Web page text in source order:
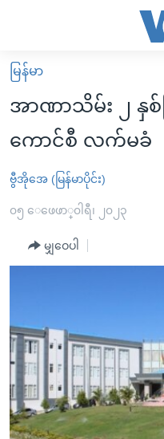
လွယ်ကူ
စေ
များ
ပင်မ
ပင်မ
အ
ညွန်း
စာမျက်နှာ
သို့
မူလစာမျက်နှာ
မြန်မာ
ကမ္ဘာ့သတင်းများ
နိုင်ငံတကာ
အစ္စရေး-ပါလက်စတိုင်း
ဗွီဒီယို
သတင်းလွတ်လပ်ခွင့်
အင်္ဂလိပ်စာလေ့လာမယ်
ရုပ်ရှင်ထဲက အင်္ဂလိပ်စာ
သုတပဒေသာ အင်္ဂလိပ်စာ
တီဗွီ
ရေဒီယို/တီဗွီအစီအစဉ်
Learning English
ဗွီအိုအေ လူမှုကွန်ယက်များ
မြန်မာ
အာဏာသိမ်း ၂ နှ
ကောင်စီ လက်မခံ
ဗွီအိုအေ (မြန်မာပိုင်း)
၀၅ ေဖေဖာ္၀ါရီ၊ ၂၀၂၃
မျှဝေပါ